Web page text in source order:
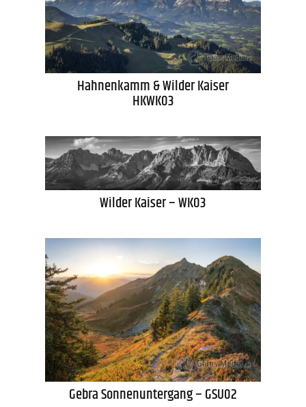
Hahnenkamm & Wilder Kaiser
HKWK03
Wilder Kaiser – WK03
Gebra Sonnenuntergang – GSU02